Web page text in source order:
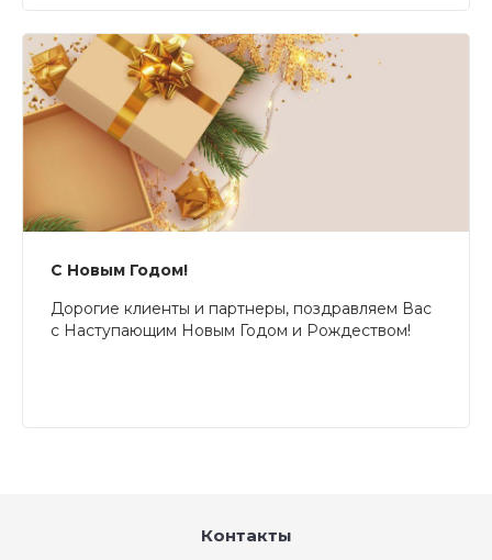
С Новым Годом!
Дорогие клиенты и партнеры, поздравляем Вас
с Наступающим Новым Годом и Рождеством!
Контакты